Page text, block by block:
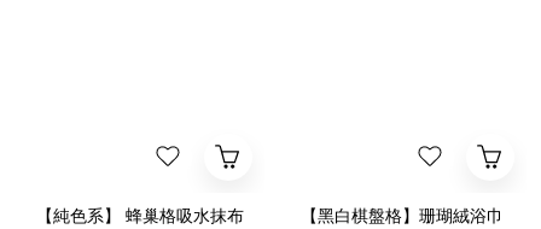
【純色系】 蜂巢格吸水抹布
【黑白棋盤格】珊瑚絨浴巾